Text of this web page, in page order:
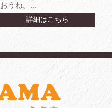
おうね。...
詳細はこちら